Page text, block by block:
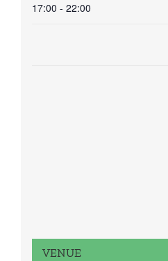
17:00 - 22:00
VENUE